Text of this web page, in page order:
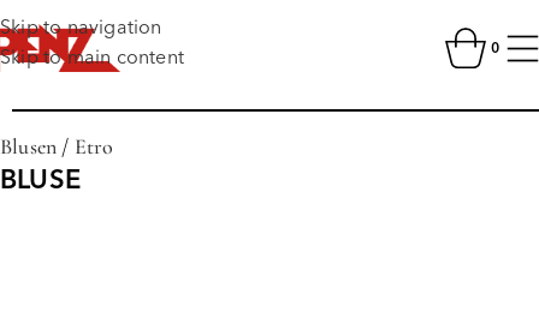
Skip to navigation
Skip to main content
0
Blusen / Etro
BLUSE